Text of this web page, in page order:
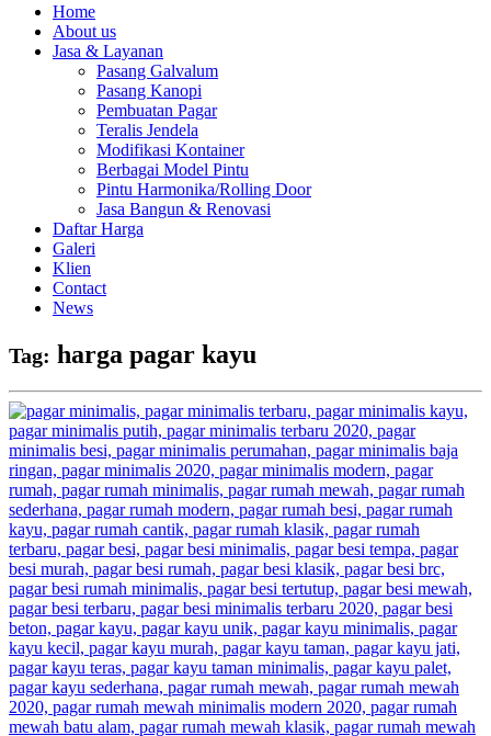
Home
About us
Jasa & Layanan
Pasang Galvalum
Pasang Kanopi
Pembuatan Pagar
Teralis Jendela
Modifikasi Kontainer
Berbagai Model Pintu
Pintu Harmonika/Rolling Door
Jasa Bangun & Renovasi
Daftar Harga
Galeri
Klien
Contact
News
Tag: harga pagar kayu